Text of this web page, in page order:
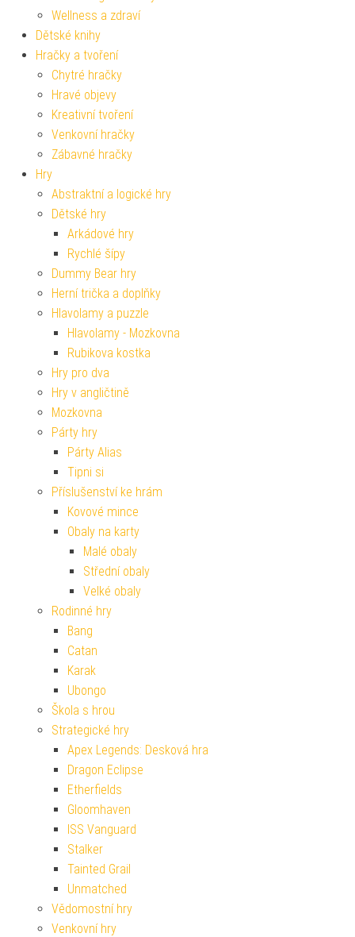
Wellness a zdraví
Dětské knihy
Hračky a tvoření
Chytré hračky
Hravé objevy
Kreativní tvoření
Venkovní hračky
Zábavné hračky
Hry
Abstraktní a logické hry
Dětské hry
Arkádové hry
Rychlé šípy
Dummy Bear hry
Herní trička a doplňky
Hlavolamy a puzzle
Hlavolamy - Mozkovna
Rubikova kostka
Hry pro dva
Hry v angličtině
Mozkovna
Párty hry
Párty Alias
Tipni si
Příslušenství ke hrám
Kovové mince
Obaly na karty
Malé obaly
Střední obaly
Velké obaly
Rodinné hry
Bang
Catan
Karak
Ubongo
Škola s hrou
Strategické hry
Apex Legends: Desková hra
Dragon Eclipse
Etherfields
Gloomhaven
ISS Vanguard
Stalker
Tainted Grail
Unmatched
Vědomostní hry
Venkovní hry